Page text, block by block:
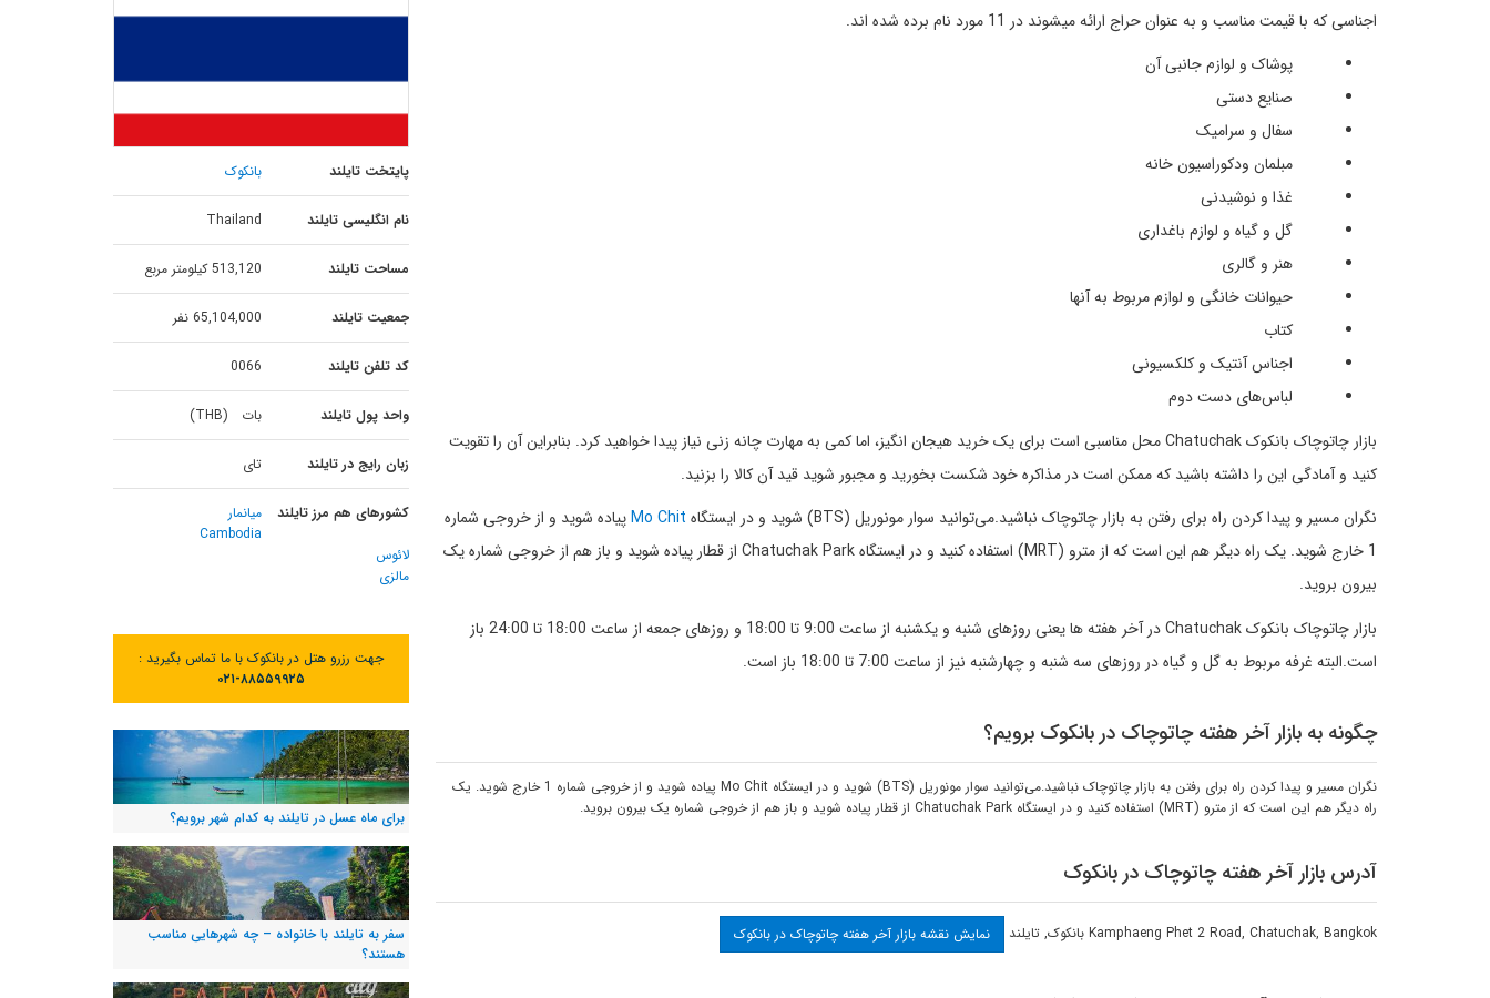
اجناسی که با قیمت مناسب و به عنوان حراج ارائه میشوند در 11 مورد نام برده شده اند.
پوشاک و لوازم جانبی آن
صنایع دستی
سفال و سرامیک
مبلمان ودکوراسیون خانه
غذا و نوشیدنی
گل و گیاه و لوازم باغداری
هنر و گالری
حیوانات خانگی و لوازم مربوط به آنها
کتاب
اجناس آنتیک و کلکسیونی
لباس‌های دست دوم
بازار چاتوچاک بانکوک Chatuchak محل مناسبی است برای یک خرید هیجان انگیز، اما کمی به مهارت چانه زنی نیاز پیدا خواهید کرد. بنابراین آن را تقویت
کنید و آمادگی این را داشته باشید که ممکن است در مذاکره خود شکست بخورید و مجبور شوید قید آن کالا را بزنید.
نگران مسیر و پیدا کردن راه برای رفتن به بازار چاتوچاک نباشید.می‌توانید سوار مونوریل (BTS) شوید و در ایستگاه
Mo Chitپیاده شوید و از خروجی شماره
1 خارج شوید. یک راه دیگر هم این است که از مترو (MRT) استفاده کنید و در ایستگاه Chatuchak Park از قطار پیاده شوید و باز هم از خروجی شماره یک
بیرون بروید.
بازار چاتوچاک بانکوک Chatuchak در آخر هفته ها یعنی روزهای شنبه و یکشنبه از ساعت 9:00 تا 18:00 و روزهای جمعه از ساعت 18:00 تا 24:00 باز
است.البته غرفه مربوط به گل و گیاه در روزهای سه شنبه و چهارشنبه نیز از ساعت 7:00 تا 18:00 باز است.
چگونه به بازار آخر هفته چاتوچاک در بانکوک برویم؟
نگران مسیر و پیدا کردن راه برای رفتن به بازار چاتوچاک نباشید.می‌توانید سوار مونوریل (BTS) شوید و در ایستگاه Mo Chit پیاده شوید و از خروجی شماره 1 خارج شوید. یک
راه دیگر هم این است که از مترو (MRT) استفاده کنید و در ایستگاه Chatuchak Park از قطار پیاده شوید و باز هم از خروجی شماره یک بیرون بروید.
آدرس بازار آخر هفته چاتوچاک در بانکوک
Kamphaeng Phet 2 Road, Chatuchak, Bangkok بانکوک, تایلند نمایش نقشه بازار آخر هفته چاتوچاک در بانکوک
پایتخت تایلند بانکوک
نام انگلیسی تایلند Thailand
مساحت تایلند 513,120 کیلومتر مربع
جمعیت تایلند 65,104,000 نفر
کد تلفن تایلند 0066
واحد پول تایلند بات (THB)
زبان رایج در تایلند تای
کشورهای هم مرز تایلند
میانمار
Cambodia
لائوس
مالزی
جهت رزرو هتل در بانکوک با ما تماس بگیرید :
۰۲۱-۸۸۵۵۹۹۲۵
برای ماه عسل در تایلند به کدام شهر برویم؟
سفر به تایلند با خانواده – چه شهرهایی مناسب
هستند؟